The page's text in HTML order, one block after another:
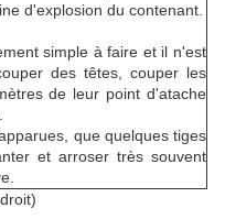
d'explosion du contenant.
simple à faire et il n'est
des têtes, couper les
de leur point d'atache
que quelques tiges
et arroser très souvent